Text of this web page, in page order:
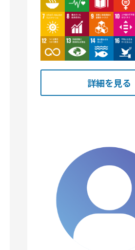
Image Image Image Image
Image Image Image Image
詳細を見る